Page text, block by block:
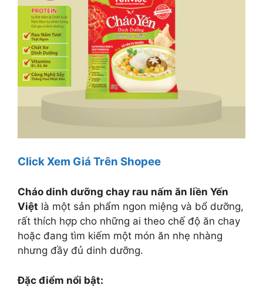
Click Xem Giá Trên Shopee
Cháo dinh dưỡng chay rau nấm ăn liền Yến
Việt là một sản phẩm ngon miệng và bổ dưỡng,
rất thích hợp cho những ai theo chế độ ăn chay
hoặc đang tìm kiếm một món ăn nhẹ nhàng
nhưng đầy đủ dinh dưỡng.
Đặc điểm nổi bật: